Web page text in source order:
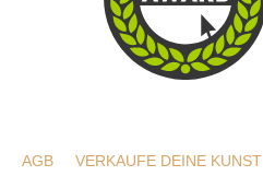
AGB VERKAUFE DEINE KUNST